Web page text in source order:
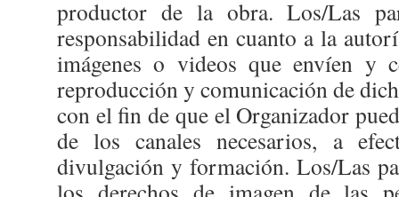
productor de la obra. Los/Las
responsabilidad en cuanto a la
imágenes o videos que envíen y
reproducción y comunicación de
con el fin de que el Organizador
de los canales necesarios, a
divulgación y formación. Los/Las